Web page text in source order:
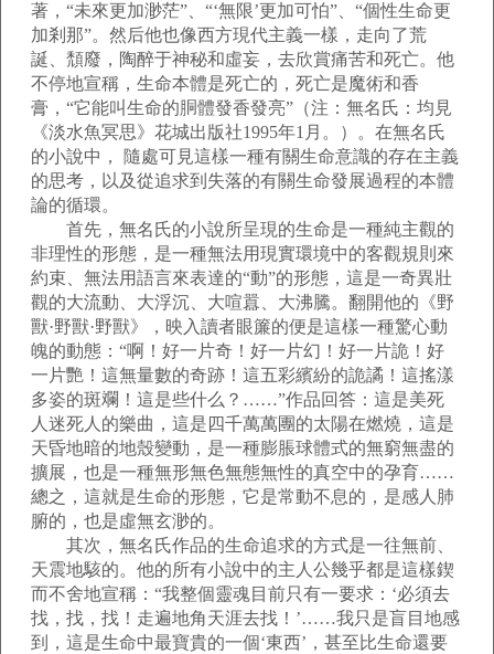
著，“未來更加渺茫”、“‘無限’更加可怕”、“個性生命更
加剎那”。然后他也像西方現代主義一樣，走向了荒
誕、頹廢，陶醉于神秘和虛妄，去欣賞痛苦和死亡。他
不停地宣稱，生命本體是死亡的，死亡是魔術和香
膏，“它能叫生命的胴體發香發亮”（注：無名氏：均見
《淡水魚冥思》花城出版社1995年1月。）。在無名氏
的小說中， 隨處可見這樣一種有關生命意識的存在主義
的思考，以及從追求到失落的有關生命發展過程的本體
論的循環。
首先，無名氏的小說所呈現的生命是一種純主觀的
非理性的形態，是一種無法用現實環境中的客觀規則來
約束、無法用語言來表達的“動”的形態，這是一奇異壯
觀的大流動、大浮沉、大喧囂、大沸騰。翻開他的《野
獸·野獸·野獸》，映入讀者眼簾的便是這樣一種驚心動
魄的動態：“啊！好一片奇！好一片幻！好一片詭！好
一片艷！這無量數的奇跡！這五彩繽紛的詭譎！這搖漾
多姿的斑斕！這是些什么？……”作品回答：這是美死
人迷死人的樂曲，這是四千萬萬團的太陽在燃燒，這是
天昏地暗的地殼變動，是一種膨脹球體式的無窮無盡的
擴展，也是一種無形無色無態無性的真空中的孕育……
總之，這就是生命的形態，它是常動不息的，是感人肺
腑的，也是虛無玄渺的。
其次，無名氏作品的生命追求的方式是一往無前、
天震地駭的。他的所有小說中的主人公幾乎都是這樣鍥
而不舍地宣稱：“我整個靈魂目前只有一要求：‘必須去
找，找，找！走遍地角天涯去找！’……我只是盲目地感
到，這是生命中最寶貴的一個‘東西’，甚至比生命還要